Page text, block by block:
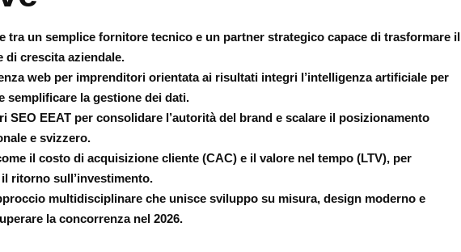
tra un semplice fornitore tecnico e un partner strategico capace di trasformare il
di crescita aziendale.
web per imprenditori orientata ai risultati integri l’intelligenza artificiale per
semplificare la gestione dei dati.
SEO EEAT per consolidare l’autorità del brand e scalare il posizionamento
e svizzero.
il costo di acquisizione cliente (CAC) e il valore nel tempo (LTV), per
ritorno sull’investimento.
multidisciplinare che unisce sviluppo su misura, design moderno e
la concorrenza nel 2026.